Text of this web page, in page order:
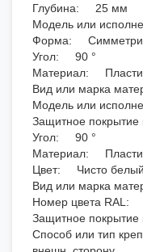
Глубина: 25 мм
Модель или
Форма:
Угол: 90 °
Материал:
Вид или марка
Модель или
Защитное
Угол: 90 °
Материал:
Цвет: Чисто белый
Вид или марка
Номер цвета RAL:
Защитное
Способ или тип